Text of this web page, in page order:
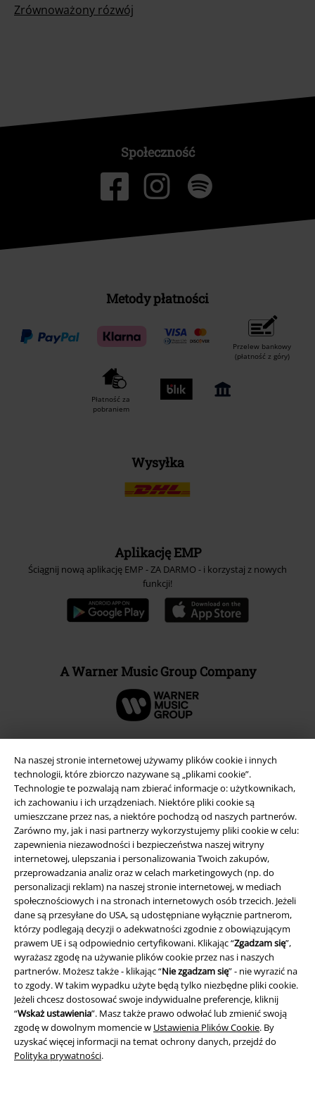
Na naszej stronie internetowej używamy plików cookie i innych
technologii, które zbiorczo nazywane są „plikami cookie”.
Technologie te pozwalają nam zbierać informacje o: użytkownikach,
ich zachowaniu i ich urządzeniach. Niektóre pliki cookie są
umieszczane przez nas, a niektóre pochodzą od naszych partnerów.
Zarówno my, jak i nasi partnerzy wykorzystujemy pliki cookie w celu:
zapewnienia niezawodności i bezpieczeństwa naszej witryny
internetowej, ulepszania i personalizowania Twoich zakupów,
przeprowadzania analiz oraz w celach marketingowych (np. do
personalizacji reklam) na naszej stronie internetowej, w mediach
społecznościowych i na stronach internetowych osób trzecich. Jeżeli
dane są przesyłane do USA, są udostępniane wyłącznie partnerom,
którzy podlegają decyzji o adekwatności zgodnie z obowiązującym
prawem UE i są odpowiednio certyfikowani. Klikając “Zgadzam się”,
wyrażasz zgodę na używanie plików cookie przez nas i naszych
partnerów. Możesz także - klikając “Nie zgadzam się” - nie wyrazić na
to zgody. W takim wypadku użyte będą tylko niezbędne pliki cookie.
Jeżeli chcesz dostosować swoje indywidualne preferencje, kliknij
“Wskaż ustawienia”. Masz także prawo odwołać lub zmienić swoją
zgodę w dowolnym momencie w Ustawienia Plików Cookie. By
uzyskać więcej informacji na temat ochrony danych, przejdź do
Polityka prywatności.
Zrównoważony rózwój
Społeczność
Metody płatności
Przelew bankowy
(płatność z góry)
Płatność za
pobraniem
Wysyłka
Aplikację EMP
Ściągnij nową aplikację EMP - ZA DARMO - i korzystaj z nowych
funkcji!
A Warner Music Group Company
Informacje prawne
Regulamin
Dane firmy
Polityka prywatności
Unieszkodliwianie odpadów i ochrona środowiska
Deklaracja Zgodności
Informacje dotyczące dostępności